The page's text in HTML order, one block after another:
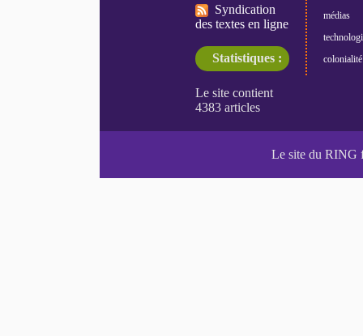
Syndication
des textes en ligne
Statistiques :
médias
colonialité
Le site du RING